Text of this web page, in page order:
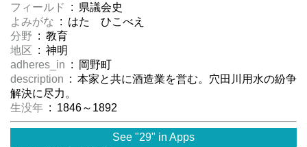
フィールド
: 県議会史
よみがな : はた ひこべえ
分野 : 教育
地区 : 神明
adheres_in : 岡野町
description : 本家と共に酒造業を営む。穴田川用水の紛争
解決に尽力。
生没年 : 1846～1892
See "29" in Apps